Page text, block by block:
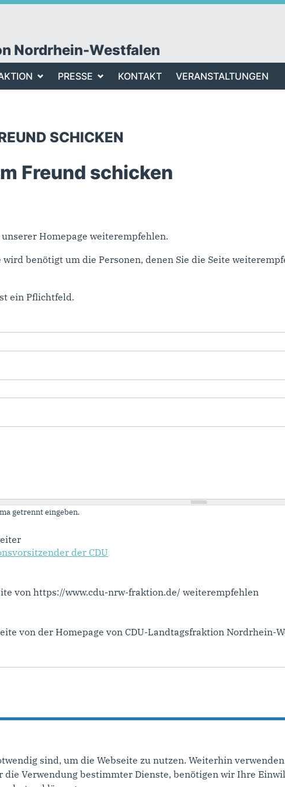
Nordrhein-Westfalen
PRESSE KONTAKT VERANSTALTUNGEN
SCHICKEN
Freund schicken
Homepage weiterempfehlen.
benötigt um die Personen, denen Sie die Seite
ein Pflichtfeld.
getrennt eingeben.
der CDU
von https://www.cdu-nrw-fraktion.de/ weiterempfehlen
von der Homepage von CDU-Landtagsfraktion Nordrhein-
sind, um die Webseite zu nutzen. Weiterhin
die Verwendung bestimmter Dienste, benötigen wir Ihre